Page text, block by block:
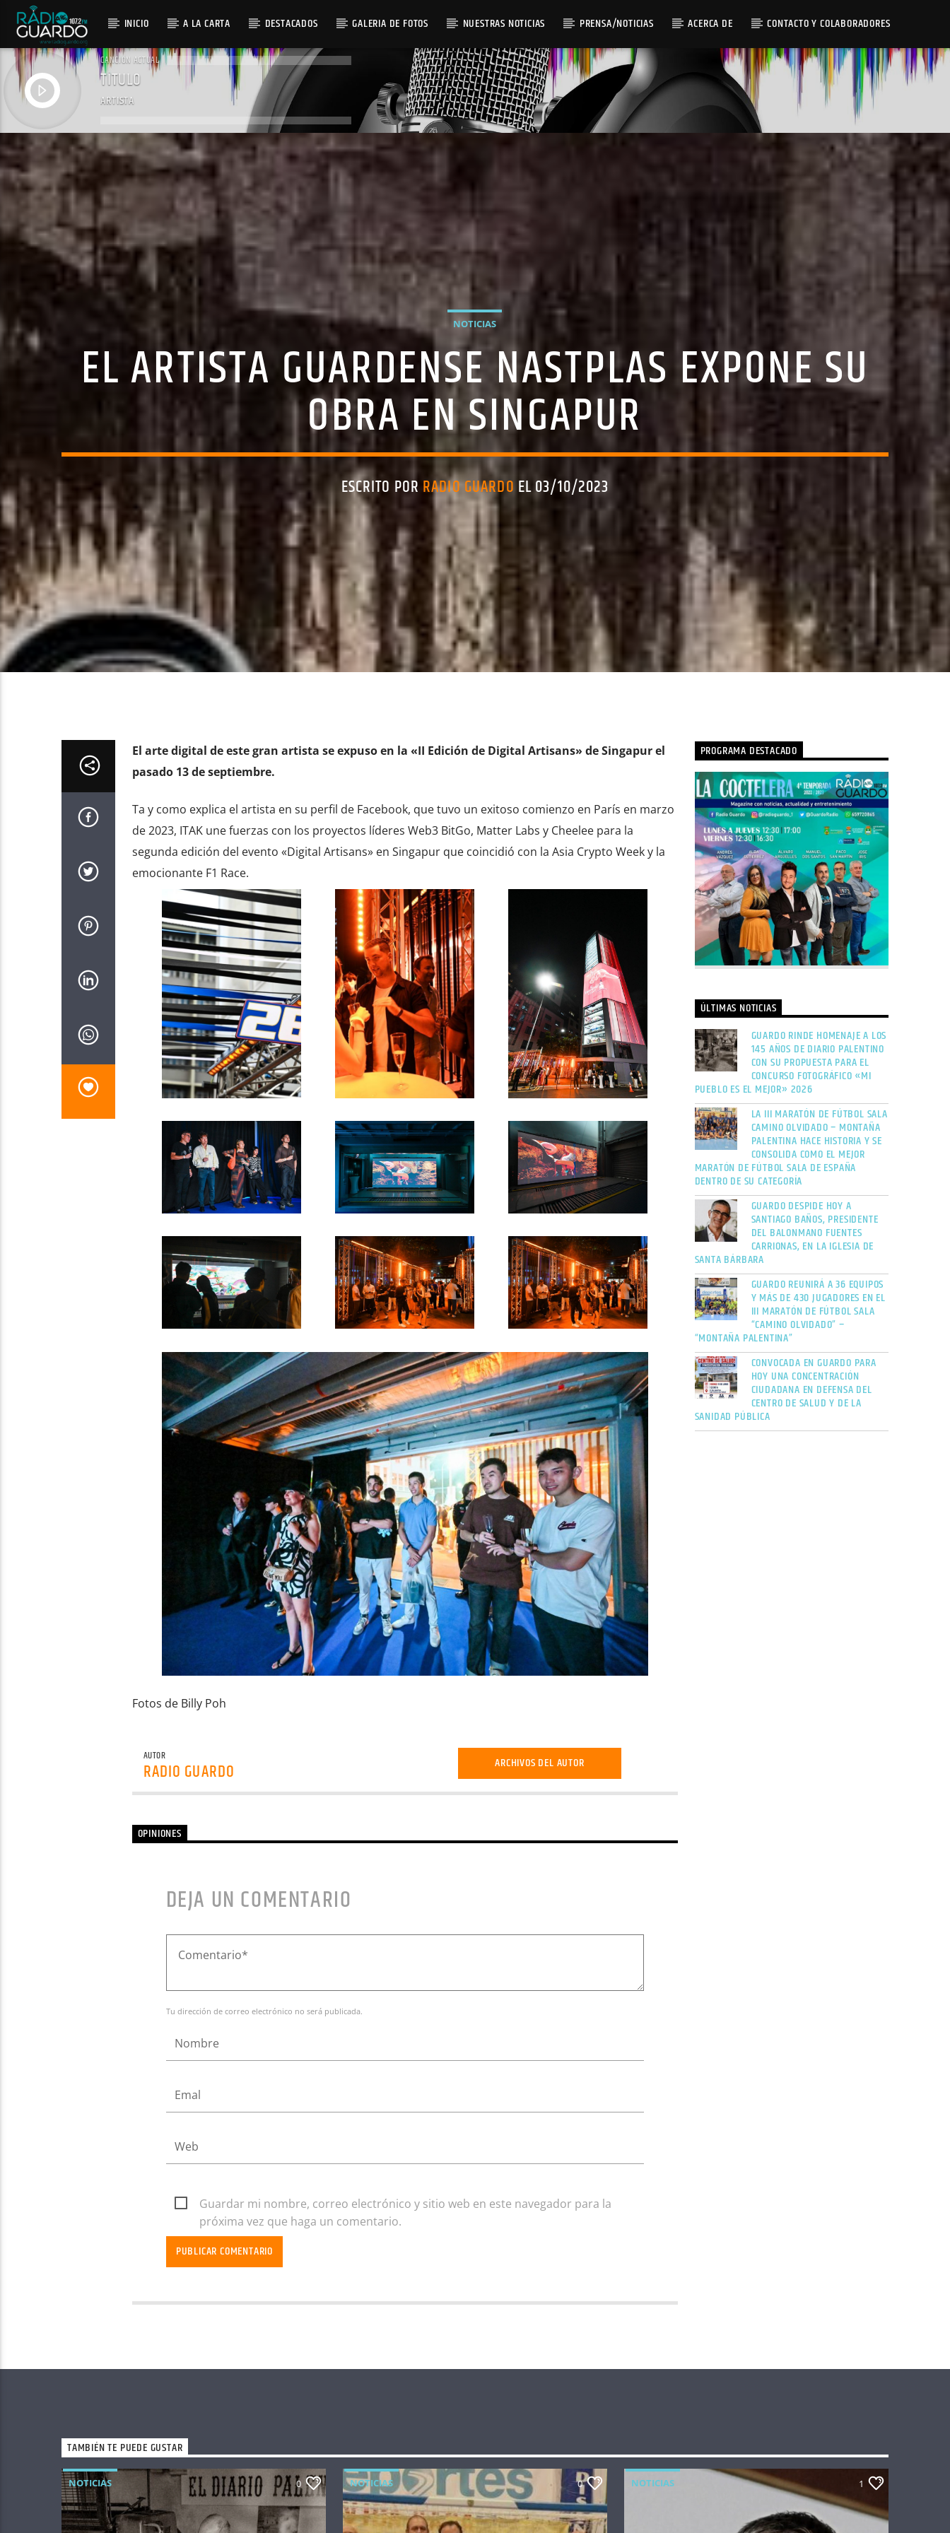
INICIO A LA CARTA DESTACADOS GALERIA DE FOTOS NUESTRAS NOTICIAS PRENSA/NOTICIAS ACERCA DE CONTACTO Y COLABORADORES
CANCIÓN ACTUAL
TÍTULO
ARTISTA
NOTICIAS
EL ARTISTA GUARDENSE NASTPLAS EXPONE SU
OBRA EN SINGAPUR
ESCRITO POR RADIO GUARDO EL 03/10/2023
El arte digital de este gran artista se expuso en la «II Edición de Digital Artisans» de Singapur el
pasado 13 de septiembre.
Ta y como explica el artista en su perfil de Facebook, que tuvo un exitoso comienzo en París en marzo
de 2023, ITAK une fuerzas con los proyectos líderes Web3 BitGo, Matter Labs y Cheelee para la
segunda edición del evento «Digital Artisans» en Singapur que coincidió con la Asia Crypto Week y la
emocionante F1 Race.
Fotos de Billy Poh
AUTOR
RADIO GUARDO ARCHIVOS DEL AUTOR
OPINIONES
DEJA UN COMENTARIO
Tu dirección de correo electrónico no será publicada.
Guardar mi nombre, correo electrónico y sitio web en este navegador para la
próxima vez que haga un comentario.
PROGRAMA DESTACADO
ÚLTIMAS NOTICIAS
GUARDO RINDE HOMENAJE A LOS
145 AÑOS DE DIARIO PALENTINO
CON SU PROPUESTA PARA EL
CONCURSO FOTOGRÁFICO «MI
PUEBLO ES EL MEJOR» 2026
LA III MARATÓN DE FÚTBOL SALA
CAMINO OLVIDADO – MONTAÑA
PALENTINA HACE HISTORIA Y SE
CONSOLIDA COMO EL MEJOR
MARATÓN DE FÚTBOL SALA DE ESPAÑA
DENTRO DE SU CATEGORÍA
GUARDO DESPIDE HOY A
SANTIAGO BAÑOS, PRESIDENTE
DEL BALONMANO FUENTES
CARRIONAS, EN LA IGLESIA DE
SANTA BÁRBARA
GUARDO REUNIRÁ A 36 EQUIPOS
Y MÁS DE 430 JUGADORES EN EL
III MARATÓN DE FÚTBOL SALA
“CAMINO OLVIDADO” –
“MONTAÑA PALENTINA”
CONVOCADA EN GUARDO PARA
HOY UNA CONCENTRACIÓN
CIUDADANA EN DEFENSA DEL
CENTRO DE SALUD Y DE LA
SANIDAD PÚBLICA
TAMBIÉN TE PUEDE GUSTAR
NOTICIAS 0 NOTICIAS 0 NOTICIAS 1